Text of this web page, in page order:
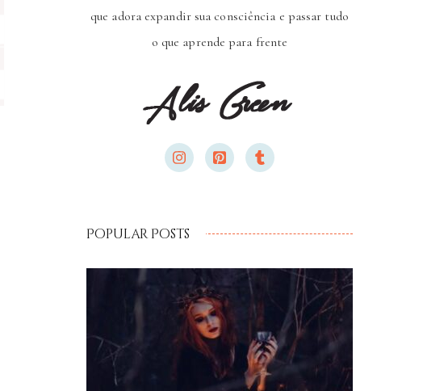
que adora expandir sua consciência e passar tudo
o que aprende para frente
Popular Posts